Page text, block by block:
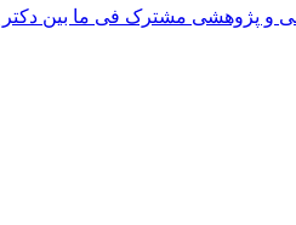
و پژوهشی مشترک فی ما بین دکتر